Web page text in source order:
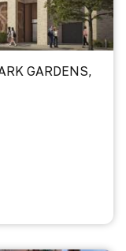
GARDENS,